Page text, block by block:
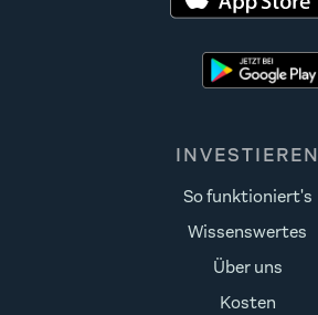
INVESTIEREN
So funktioniert's
Wissenswertes
Über uns
Kosten